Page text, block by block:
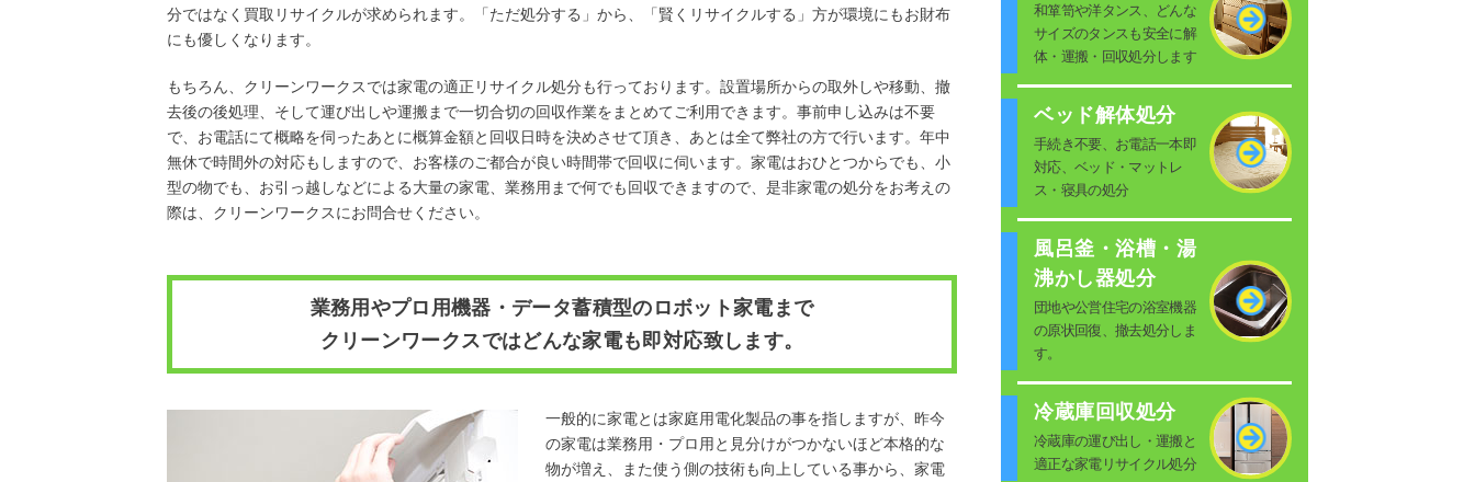
分ではなく買取リサイクルが求められます。「ただ処分する」から、「賢くリサイクルする」方が環境にもお財布
にも優しくなります。
もちろん、クリーンワークスでは家電の適正リサイクル処分も行っております。設置場所からの取外しや移動、撤
去後の後処理、そして運び出しや運搬まで一切合切の回収作業をまとめてご利用できます。事前申し込みは不要
で、お電話にて概略を伺ったあとに概算金額と回収日時を決めさせて頂き、あとは全て弊社の方で行います。年中
無休で時間外の対応もしますので、お客様のご都合が良い時間帯で回収に伺います。家電はおひとつからでも、小
型の物でも、お引っ越しなどによる大量の家電、業務用まで何でも回収できますので、是非家電の処分をお考えの
際は、クリーンワークスにお問合せください。
業務用やプロ用機器・データ蓄積型のロボット家電まで
クリーンワークスではどんな家電も即対応致します。
一般的に家電とは家庭用電化製品の事を指しますが、昨今
の家電は業務用・プロ用と見分けがつかないほど本格的な
物が増え、また使う側の技術も向上している事から、家電
和箪笥や洋タンス、どんな
サイズのタンスも安全に解
体・運搬・回収処分します
ベッド解体処分
手続き不要、お電話一本即
対応、ベッド・マットレ
ス・寝具の処分
風呂釜・浴槽・湯
沸かし器処分
団地や公営住宅の浴室機器
の原状回復、撤去処分しま
す。
冷蔵庫回収処分
冷蔵庫の運び出し・運搬と
適正な家電リサイクル処分